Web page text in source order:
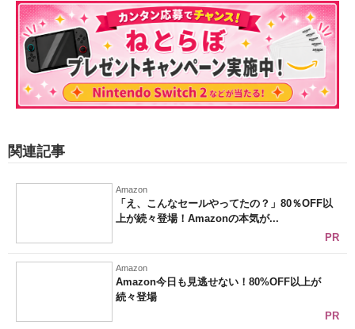
関連記事
Amazon
「え、こんなセールやってたの？」80％OFF以
上が続々登場！Amazonの本気が...
PR
Amazon
Amazon今日も見逃せない！80%OFF以上が
続々登場
PR